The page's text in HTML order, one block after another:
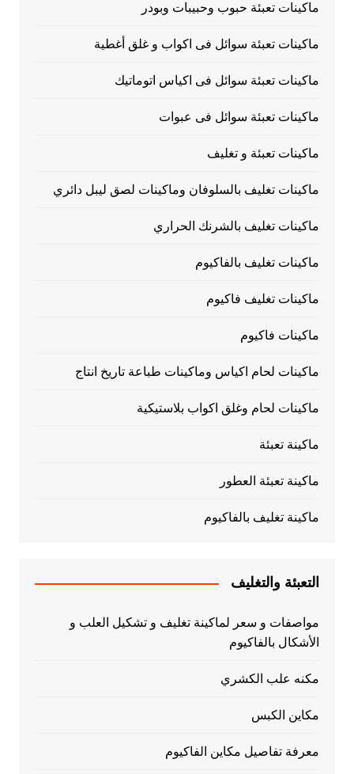
ماكينات تعبئة حبوب وحبيبات وبودر
ماكينات تعبئة سوائل فى اكواب و غلق أغطية
ماكينات تعبئة سوائل فى اكياس اتوماتيك
ماكينات تعبئة سوائل فى عبوات
ماكينات تعبئة و تغليف
ماكينات تغليف بالسلوفان وماكينات لصق ليبل دائري
ماكينات تغليف بالشرنك الحراري
ماكينات تغليف بالفاكيوم
ماكينات تغليف فاكيوم
ماكينات فاكيوم
ماكينات لحام اكياس وماكينات طباعة تاريخ انتاج
ماكينات لحام وغلق اكواب بلاستيكية
ماكينة تعبئة
ماكينة تعبئة العطور
ماكينة تغليف بالفاكيوم
التعبئة والتغليف
مواصفات و سعر لماكينة تغليف و تشكيل العلب و
الأشكال بالفاكيوم
مكنه علب الكشري
مكاين الكبس
معرفة تفاصيل مكاين الفاكيوم